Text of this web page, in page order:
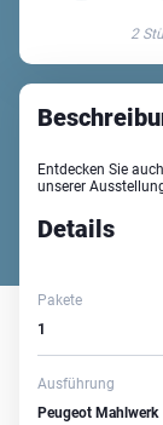
Menge
2
Entdecken Sie
unserer
Details
Pakete
1
Ausführung
Peugeot Mahlwerk